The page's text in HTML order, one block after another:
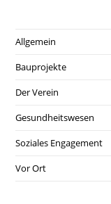
Allgemein
Bauprojekte
Der Verein
Gesundheitswesen
Soziales Engagement
Vor Ort